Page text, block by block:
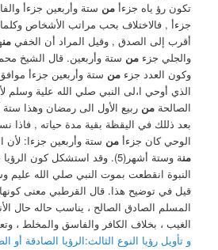
تكون رؤ ياه جزءأمن ستة وأربعين جزءأ
جزءأ , فالاختلاف بحب مراتب الأشخاص وكلما
أقرب إلى الصدق , وقيل المراد أن الخفيمن
والجلي جزءمن ستة وأربعين. ‏قال الشيخ
وكون العدد جزءمن ستة وأربعين جزءأ
الذي أوحي ا،لى النبي صلي الله علية وسلم
الصالحةمن ربيع الأول الى رمضان وهذا
بعد ذللك في اليقظة بقية مدة حياته , فاذا
الوحي كان جزءأمن ستة وأربعين جزءا: لأن
منة وستة أشهر(5). وقد استشكل كون الرؤيا جزءأ
النبوة انقطعت بموت النبي صلي الله عليم
قيل في توضيح هذا. ‏قال القرطبي معنى
المسلم الصادق الصالح ، يناسب حاله حال
الغيب ، بخلاف الكافر والفاسق والمخلط ،
و تأويل رؤيا النوع الثالث:الرؤيا الصادقة أو